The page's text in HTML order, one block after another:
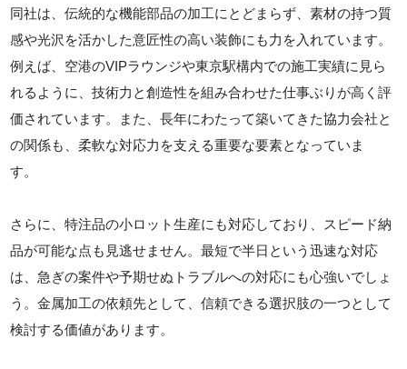
同社は、伝統的な機能部品の加工にとどまらず、素材の持つ質
感や光沢を活かした意匠性の高い装飾にも力を入れています。
例えば、空港のVIPラウンジや東京駅構内での施工実績に見ら
れるように、技術力と創造性を組み合わせた仕事ぶりが高く評
価されています。また、長年にわたって築いてきた協力会社と
の関係も、柔軟な対応力を支える重要な要素となっていま
す。
さらに、特注品の小ロット生産にも対応しており、スピード納
品が可能な点も見逃せません。最短で半日という迅速な対応
は、急ぎの案件や予期せぬトラブルへの対応にも心強いでしょ
う。金属加工の依頼先として、信頼できる選択肢の一つとして
検討する価値があります。